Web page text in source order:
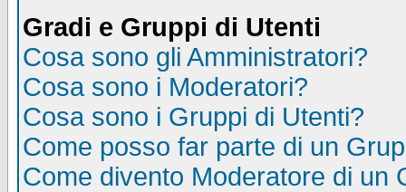
Gradi e Gruppi di Utenti
Cosa sono gli Amministratori?
Cosa sono i Moderatori?
Cosa sono i Gruppi di Utenti?
Come posso far parte di un
Come divento Moderatore di un